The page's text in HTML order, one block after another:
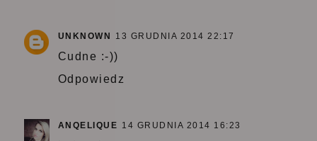
UNKNOWN 13 GRUDNIA 2014 22:17
Cudne :-))
Odpowiedz
ANQELIQUE 14 GRUDNIA 2014 16:23